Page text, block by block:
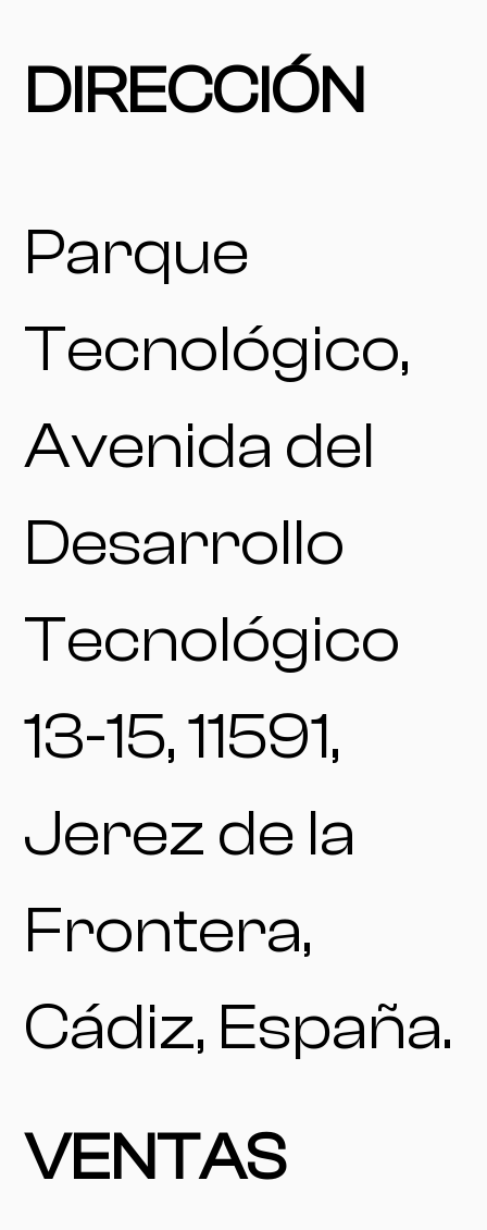
DIRECCIÓN
Parque
Tecnológico,
Avenida del
Desarrollo
Tecnológico
13-15, 11591,
Jerez de la
Frontera,
Cádiz, España.
VENTAS